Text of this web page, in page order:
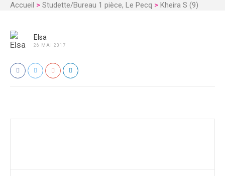
Accueil > Studette/Bureau 1 pièce, Le Pecq > Kheira S (9)
Elsa
26 MAI 2017